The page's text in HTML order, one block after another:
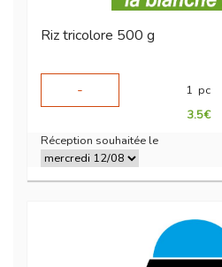
Riz tricolore 500 g
-
1 pc
3.5€
Réception souhaitée le